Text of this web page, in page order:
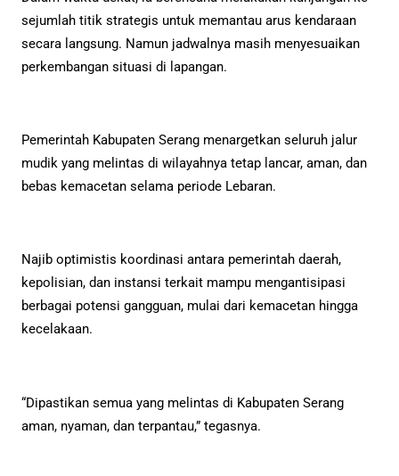
sejumlah titik strategis untuk memantau arus kendaraan
secara langsung. Namun jadwalnya masih menyesuaikan
perkembangan situasi di lapangan.
Pemerintah Kabupaten Serang menargetkan seluruh jalur
mudik yang melintas di wilayahnya tetap lancar, aman, dan
bebas kemacetan selama periode Lebaran.
Najib optimistis koordinasi antara pemerintah daerah,
kepolisian, dan instansi terkait mampu mengantisipasi
berbagai potensi gangguan, mulai dari kemacetan hingga
kecelakaan.
“Dipastikan semua yang melintas di Kabupaten Serang
aman, nyaman, dan terpantau,” tegasnya.